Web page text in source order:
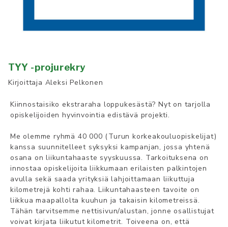
TYY -projurekry
Kirjoittaja Aleksi Pelkonen
Kiinnostaisiko ekstraraha loppukesästä? Nyt on tarjolla
opiskelijoiden hyvinvointia edistävä projekti.
Me olemme ryhmä 40 000 (Turun korkeakouluopiskelijat)
kanssa suunnitelleet syksyksi kampanjan, jossa yhtenä
osana on liikuntahaaste syyskuussa. Tarkoituksena on
innostaa opiskelijoita liikkumaan erilaisten palkintojen
avulla sekä saada yrityksiä lahjoittamaan liikuttuja
kilometrejä kohti rahaa. Liikuntahaasteen tavoite on
liikkua maapallolta kuuhun ja takaisin kilometreissä.
Tähän tarvitsemme nettisivun/alustan, jonne osallistujat
voivat kirjata liikutut kilometrit. Toiveena on, että